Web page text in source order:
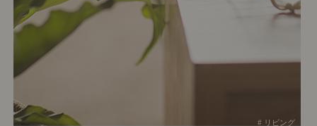
# リビング